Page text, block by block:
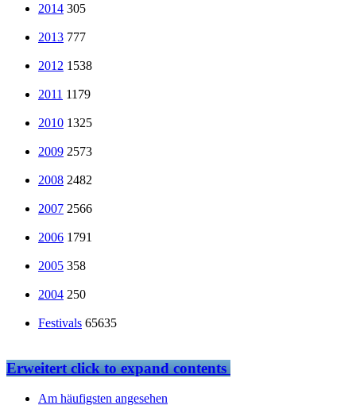
2014 305
2013 777
2012 1538
2011 1179
2010 1325
2009 2573
2008 2482
2007 2566
2006 1791
2005 358
2004 250
Festivals 65635
Erweitertclick to expand contents
Am häufigsten angesehen